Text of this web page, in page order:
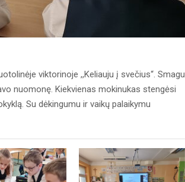
viktorinoje ,,Keliauju į svečius“. Smagu
nuomonę. Kiekvienas mokinukas stengėsi
Su dėkingumu ir vaikų palaikymu